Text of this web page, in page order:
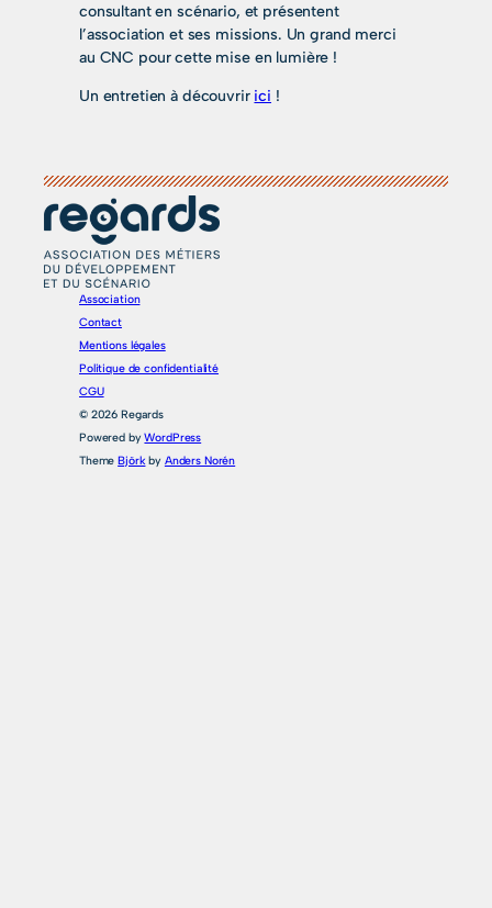
consultant en scénario, et présentent
l’association et ses missions. Un grand merci
au CNC pour cette mise en lumière !
Un entretien à découvrir ici !
Association
Contact
Mentions légales
Politique de confidentialité
CGU
© 2026 Regards
Powered byWordPress
ThemeBjörkby Anders Norén